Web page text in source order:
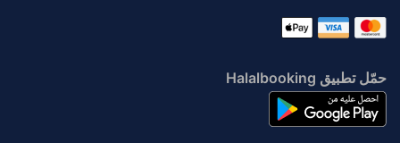
حمّل تطبيق Halalbooking